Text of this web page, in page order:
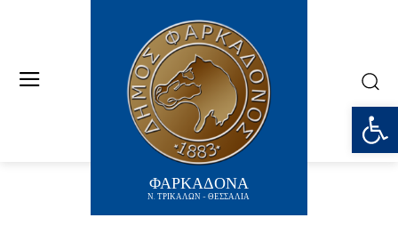
ΦΑΡΚΑΔΟΝΑ
Ν. ΤΡΙΚΑΛΩΝ - ΘΕΣΣΑΛΙΑ